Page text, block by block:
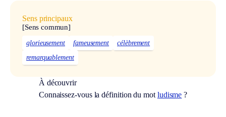
Sens principaux
[Sens commun]
glorieusement fameusement
célèbrement
remarquablement
À découvrir
Connaissez-vous la définition du mot ludisme ?